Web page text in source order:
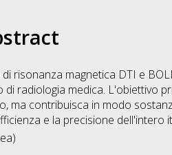
risonanza magnetica DTI e
radiologia medica. L'obiettivo
ma contribuisca in modo
e la precisione dell'intero